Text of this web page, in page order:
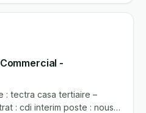
-
: tectra casa tertiaire –
: cdi interim poste : nous